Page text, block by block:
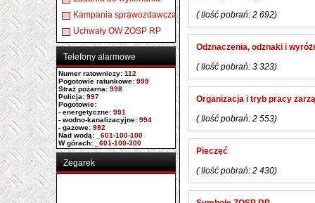
Kampania sprawozdawcza
Uchwały OW ZOSP RP
Telefony alarmowe
Numer ratowniczy: 112
Pogotowie ratunkowe: 999
Straż pożarna: 998
Policja: 997
Pogotowie:
- energetyczne: 991
- wodno-kanalizacyjne: 994
- gazowe: 992
Nad wodą: _601-100-100
W górach: _601-100-300
Zegarek
( Ilość pobrań: 2 692)
Odznaczenia, odznaki i
( Ilość pobrań: 3 323)
Organizacja i tryb pracy
( Ilość pobrań: 2 553)
Pieczęć
( Ilość pobrań: 2 430)